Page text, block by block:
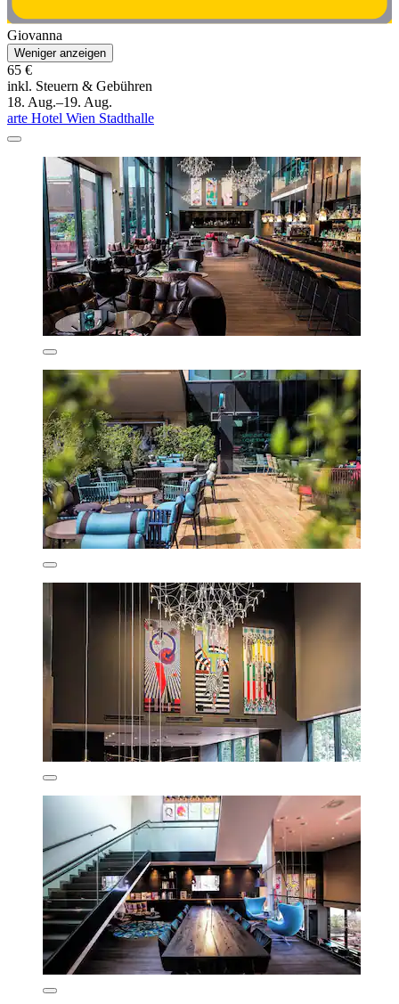
Giovanna
Weniger anzeigen
65 €
inkl. Steuern & Gebühren
18. Aug.–19. Aug.
arte Hotel Wien Stadthalle